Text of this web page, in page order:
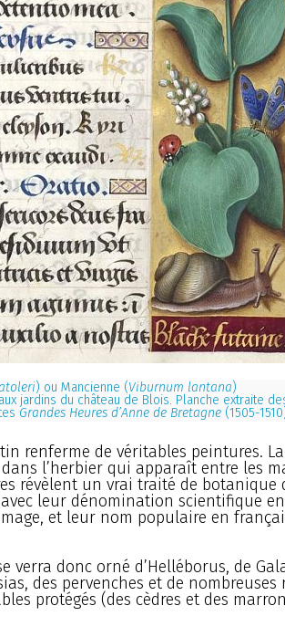
) ou Mancienne (Viburnum lantana)
jardins du château de Blois. Planche extraite
Grandes Heures d’Anne de Bretagne(1505-
renferme de véritables peintures.
l’herbier qui apparaît entre les
révèlent un vrai traité de botanique
leur dénomination scientifique
et leur nom populaire en
verra donc orné d’Helléborus, de
des pervenches et de nombreuses
protégés (des cèdres et des